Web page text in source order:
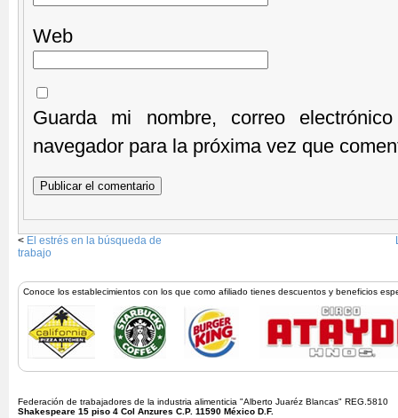
Web
Guarda mi nombre, correo
navegador para la próxima vez que
< El estrés en la búsqueda de
trabajo
Conoce los establecimientos con los que como afiliado tienes descuentos y beneficios
Federación de trabajadores de la industria alimenticia "Alberto Juaréz Blancas" REG.5810
Shakespeare 15 piso 4 Col Anzures C.P. 11590 México D.F.